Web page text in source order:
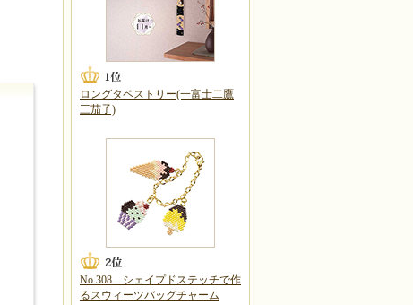
ロングタペストリー(一富士二鷹
三茄子)
No.308 シェイプドステッチで作
るスウィーツバッグチャーム